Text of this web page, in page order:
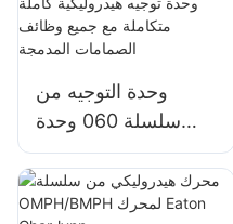
وحدة التوجيه من
سلسلة 060 وحدة
توجيه هيدروليكية كاملة
متكاملة مع جميع
وظائف الصمامات